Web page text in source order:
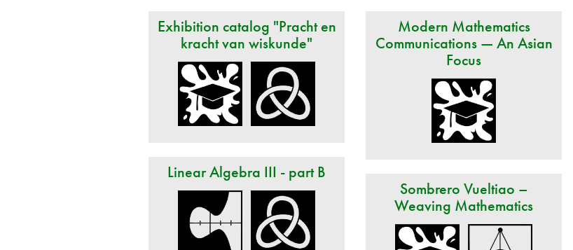
Exhibition catalog "Pracht en
kracht van wiskunde"
Modern Mathematics
Communications — An Asian
Focus
Linear Algebra III - part B
Sombrero Vueltiao –
Weaving Mathematics